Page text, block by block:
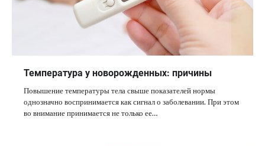
Температура у новорожденных: причины
Повышение температуры тела свыше показателей нормы
однозначно воспринимается как сигнал о заболевании. При этом
во внимание принимается не только ее…